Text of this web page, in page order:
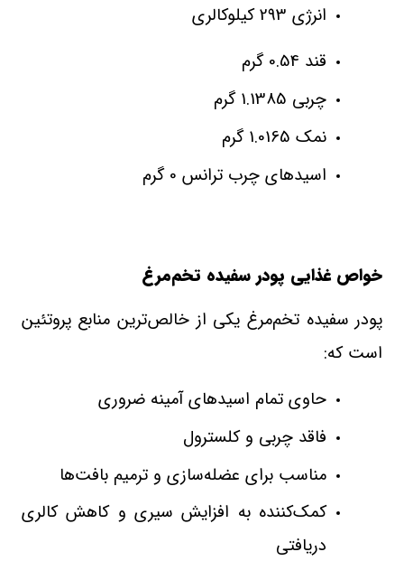
انرژی 293 کیلوکالری
قند 0.54 گرم
چربی 1.1385 گرم
نمک 1.0165 گرم
اسیدهای چرب ترانس 0 گرم
خواص غذایی پودر سفیده تخم‌مرغ
پودر سفیده تخم‌مرغ یکی از خالص‌ترین منابع پروتئین
است که:
حاوی تمام اسیدهای آمینه ضروری
فاقد چربی و کلسترول
مناسب برای عضله‌سازی و ترمیم بافت‌ها
کمک‌کننده به افزایش سیری و کاهش کالری
دریافتی